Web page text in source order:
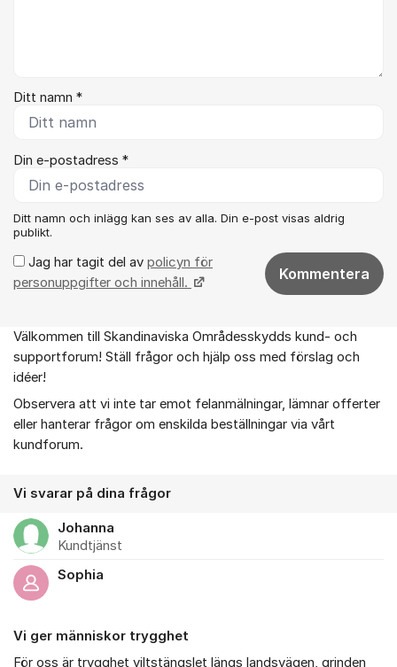
Ditt namn *
Din e-postadress *
Ditt namn och inlägg kan ses av alla. Din e-post visas aldrig
publikt.
Jag har tagit del av policyn för
personuppgifter och innehåll.
Kommentera
Om forumet
Välkommen till Skandinaviska Områdesskydds kund- och
supportforum! Ställ frågor och hjälp oss med förslag och
idéer!
Observera att vi inte tar emot felanmälningar, lämnar offerter
eller hanterar frågor om enskilda beställningar via vårt
kundforum.
Vi svarar på dina frågor
Johanna
Kundtjänst
Sophia
Vi ger människor trygghet
För oss är trygghet viltstängslet längs landsvägen, grinden